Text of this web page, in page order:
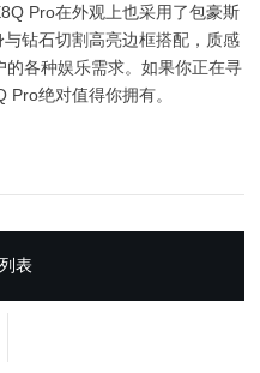
Pro在外观上也采用了包豪斯
钻石切割高亮边框搭配，质感
各种娱乐需求。如果你正在寻
Pro绝对值得你拥有。
表